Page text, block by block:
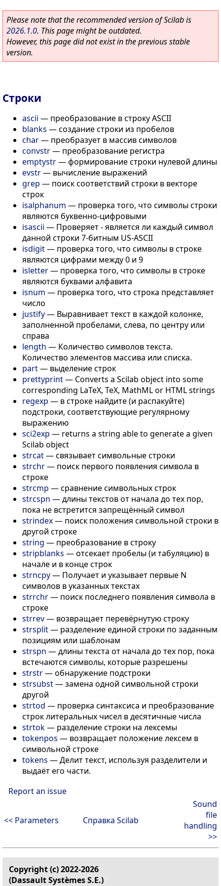
Please note that the recommended version of Scilab is
2026.1.0. This page might be outdated.
However, this page did not exist in the previous stable
version.
Строки
ascii — преобразование в строку ASCII
blanks —создание строки из пробелов
char— преобразует в массив символов
convstr— преобразование регистра
emptystr—формирование строки нулевой длины
evstr— вычисление выражений
grep — поиск соответствий строки в векторе
строк
isalphanum — проверка того, что символы строки
являются буквенно-цифровыми
isascii — Проверяет - является ли каждый символ
данной строки 7-битным US-ASCII
isdigit— проверка того, что символы в строке
являются цифрами между 0 и 9
isletter— проверка того, что символы в строке
являются буквами алфавита
isnum — проверка того, что строка представляет
число
justify— Выравнивает текст в каждой колонке,
заполненной пробелами, слева, по центру или
справа
length — Количество символов текста.
Количество элементов массива или списка.
part— выделение строк
prettyprint— Converts a Scilab object into some
corresponding LaTeX, TeX, MathML or HTML strings
regexp — в строке найдите (и распакуйте)
подстроки, соответствующие регулярному
выражению
sci2exp — returns a string able to generate a given
Scilab object
strcat—связывает символьные строки
strchr— поиск первого появления символа в
строке
strcmp —сравнение символьных строк
strcspn —длины текстов от начала до тех пор,
пока не встретится запрещённый символ
strindex— поиск положения символьной строки в
другой строке
string — преобразование в строку
stripblanks —отсекает пробелы (и табуляцию) в
начале и в конце строк
strncpy— Получает и указывает первые N
символов в указанных текстах
strrchr— поиск последнего появления символа в
строке
strrev— возвращает перевёрнутую строку
strsplit— разделение единой строки по заданным
позициям или шаблонам
strspn —длины текста от начала до тех пор, пока
встечаются символы, которые разрешены
strstr—обнаружение подстроки
strsubst—замена одной символьной строки
другой
strtod — проверка синтаксиса и преобразование
строк литеральных чисел в десятичные числа
strtok— разделение строки на лексемы
tokenpos — возвращает положение лексем в
символьной строке
tokens —Делит текст, используя разделители и
выдаёт его части.
Report an issue
<< Parameters Справка Scilab
Sound
file
handling
>>
Copyright (c) 2022-2026
(Dassault Systèmes S.E.)